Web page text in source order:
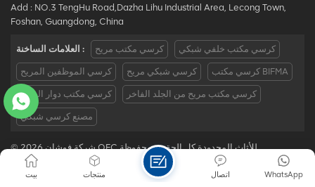
Add : NO.3 TengHu Road,Dazha Lihu Industrial Area, Lecong Town,
Foshan, Guangdong, China
العلامات الساخنة : كرسي مكتب مريح كرسي مكتب خلفي شبكي
كرسي الموظفين المريح كرسي شبكي مريح كرسي مكتب BIFMA
كرسي مكتب دوار الصين كرسي مكتب مريح من الجلد الفاخر
مصنع كرسي شبكي
© 2026 شركة فوشان OFC للأثاث المحدودة كل الحقوق محفوظة .
مدونة
خريطة الموقع سياسة الخصوصية IPv6 دعم الشبكة
بيت منتجات WhatsApp اتصال